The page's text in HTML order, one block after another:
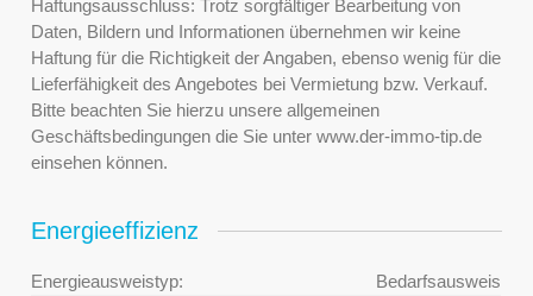
Haftungsausschluss: Trotz sorgfältiger Bearbeitung von
Daten, Bildern und Informationen übernehmen wir keine
Haftung für die Richtigkeit der Angaben, ebenso wenig für die
Lieferfähigkeit des Angebotes bei Vermietung bzw. Verkauf.
Bitte beachten Sie hierzu unsere allgemeinen
Geschäftsbedingungen die Sie unter www.der-immo-tip.de
einsehen können.
Energieeffizienz
Energieausweistyp:
Bedarfsausweis